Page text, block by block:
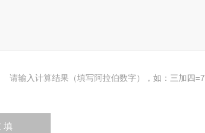
请输入计算结果（填写阿拉伯数字），如：三加四=7